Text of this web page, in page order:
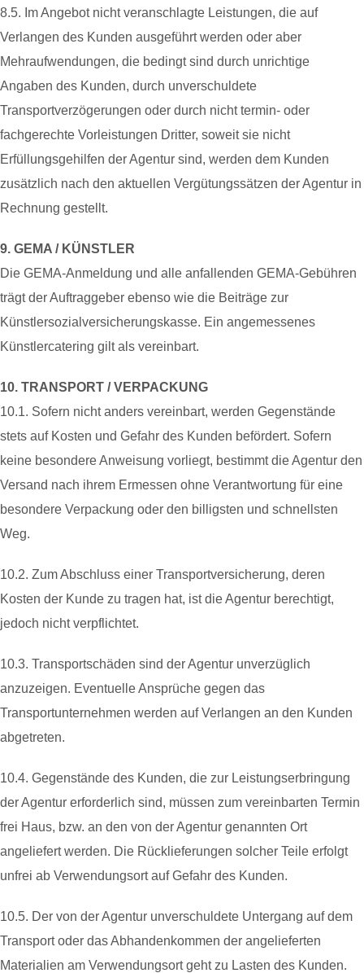
8.5. Im Angebot nicht veranschlagte Leistungen, die auf
Verlangen des Kunden ausgeführt werden oder aber
Mehraufwendungen, die bedingt sind durch unrichtige
Angaben des Kunden, durch unverschuldete
Transportverzögerungen oder durch nicht termin- oder
fachgerechte Vorleistungen Dritter, soweit sie nicht
Erfüllungsgehilfen der Agentur sind, werden dem Kunden
zusätzlich nach den aktuellen Vergütungssätzen der Agentur in
Rechnung gestellt.
9. GEMA / KÜNSTLER
Die GEMA-Anmeldung und alle anfallenden GEMA-Gebühren
trägt der Auftraggeber ebenso wie die Beiträge zur
Künstlersozialversicherungskasse. Ein angemessenes
Künstlercatering gilt als vereinbart.
10. TRANSPORT / VERPACKUNG
10.1. Sofern nicht anders vereinbart, werden Gegenstände
stets auf Kosten und Gefahr des Kunden befördert. Sofern
keine besondere Anweisung vorliegt, bestimmt die Agentur den
Versand nach ihrem Ermessen ohne Verantwortung für eine
besondere Verpackung oder den billigsten und schnellsten
Weg.
10.2. Zum Abschluss einer Transportversicherung, deren
Kosten der Kunde zu tragen hat, ist die Agentur berechtigt,
jedoch nicht verpflichtet.
10.3. Transportschäden sind der Agentur unverzüglich
anzuzeigen. Eventuelle Ansprüche gegen das
Transportunternehmen werden auf Verlangen an den Kunden
abgetreten.
10.4. Gegenstände des Kunden, die zur Leistungserbringung
der Agentur erforderlich sind, müssen zum vereinbarten Termin
frei Haus, bzw. an den von der Agentur genannten Ort
angeliefert werden. Die Rücklieferungen solcher Teile erfolgt
unfrei ab Verwendungsort auf Gefahr des Kunden.
10.5. Der von der Agentur unverschuldete Untergang auf dem
Transport oder das Abhandenkommen der angelieferten
Materialien am Verwendungsort geht zu Lasten des Kunden.